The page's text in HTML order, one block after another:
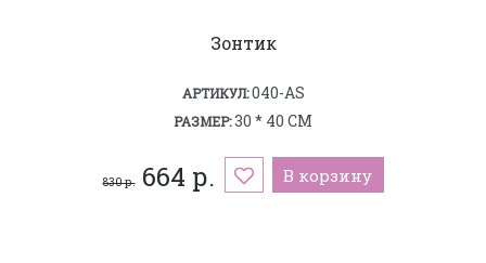
Зонтик
АРТИКУЛ:040-AS
РАЗМЕР:30 * 40 СМ
830 р.664 р. В корзину